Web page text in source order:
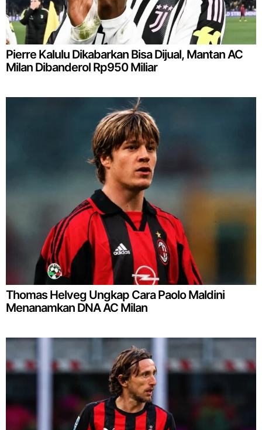
Pierre Kalulu Dikabarkan Bisa Dijual, Mantan AC
Milan Dibanderol Rp950 Miliar
Thomas Helveg Ungkap Cara Paolo Maldini
Menanamkan DNA AC Milan